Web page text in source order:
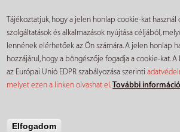
Tájékoztatjuk, hogy a jelen honlap cookie-kat használ
szolgáltatások és alkalmazások nyújtása céljából,
lennének elérhetőek az Ön számára. A jelen honlap
hozzájárul, hogy a böngészője fogadja a cookie-kat.
az Európai Unió EDPR szabályozása szerinti
melyet ezen a linken olvashat el.További
Elfogadom